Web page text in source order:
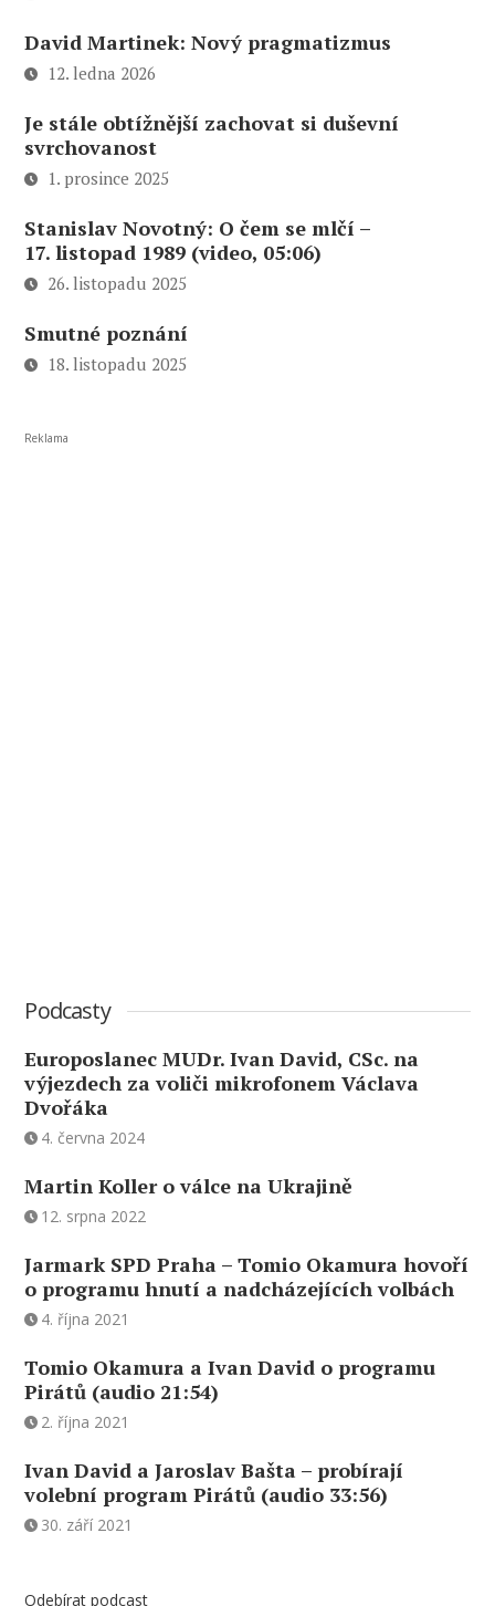
David Martinek: Nový pragmatizmus
12. ledna 2026
Je stále obtížnější zachovat si duševní
svrchovanost
1. prosince 2025
Stanislav Novotný: O čem se mlčí –
17. listopad 1989 (video, 05:06)
26. listopadu 2025
Smutné poznání
18. listopadu 2025
Reklama
Podcasty
Europoslanec MUDr. Ivan David, CSc. na
výjezdech za voliči mikrofonem Václava
Dvořáka
4. června 2024
Martin Koller o válce na Ukrajině
12. srpna 2022
Jarmark SPD Praha – Tomio Okamura hovoří
o programu hnutí a nadcházejících volbách
4. října 2021
Tomio Okamura a Ivan David o programu
Pirátů (audio 21:54)
2. října 2021
Ivan David a Jaroslav Bašta – probírají
volební program Pirátů (audio 33:56)
30. září 2021
Odebírat podcast